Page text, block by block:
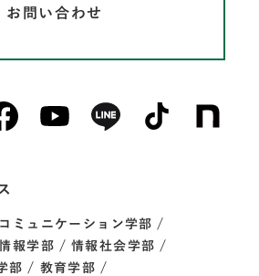
お問い合わせ
ミュニケーション学部
報学部
情報社会学部
部
教育学部